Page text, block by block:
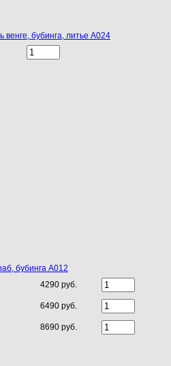
венге, бубинга, литье A024
бубинга A012
4290 руб.
6490 руб.
8690 руб.